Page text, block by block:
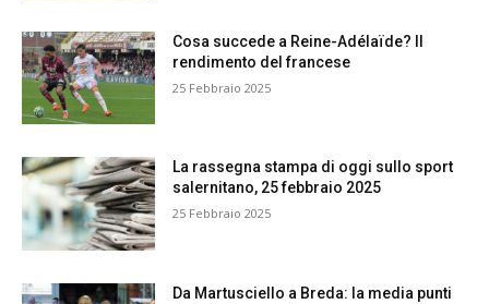
Cosa succede a Reine-Adélaïde? Il
rendimento del francese
25 Febbraio 2025
La rassegna stampa di oggi sullo sport
salernitano, 25 febbraio 2025
25 Febbraio 2025
Da Martusciello a Breda: la media punti